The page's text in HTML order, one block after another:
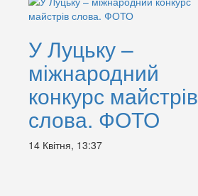
У Луцьку –
міжнародний
конкурс майстрів
слова. ФОТО
14 Квітня, 13:37